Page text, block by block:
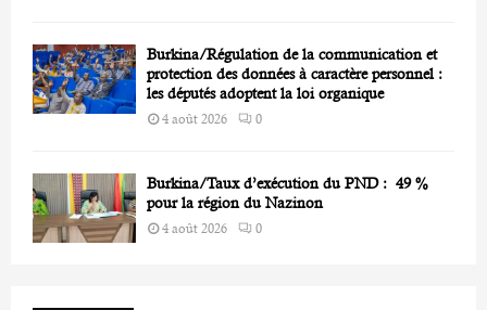
Burkina/Régulation de la communication et
protection des données à caractère personnel :
les députés adoptent la loi organique
4 août 2026 0
Burkina/Taux d’exécution du PND : 49 %
pour la région du Nazinon
4 août 2026 0